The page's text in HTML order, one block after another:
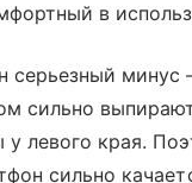
в
серьезный минус
сильно
левого края.
сильно